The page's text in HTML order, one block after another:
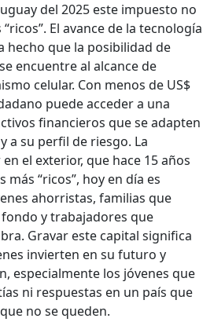
del 2025 este impuesto no
El avance de la tecnología
hecho que la posibilidad de
encuentre al alcance de
celular. Con menos de US$
puede acceder a una
financieros que se adapten
a su perfil de riesgo. La
el exterior, que hace 15 años
“ricos”, hoy en día es
ahorristas, familias que
y trabajadores que
Gravar este capital significa
invierten en su futuro y
especialmente los jóvenes que
ni respuestas en un país que
no se queden.